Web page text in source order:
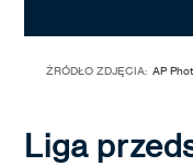
ŹRÓDŁO ZDJĘCIA: AP
Liga